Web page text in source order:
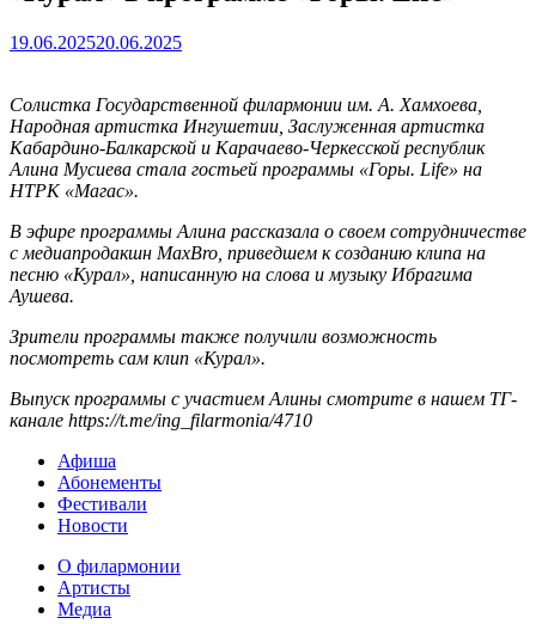
19.06.202520.06.2025
Солистка Государственной филармонии им. А. Хамхоева,
Народная артистка Ингушетии, Заслуженная артистка
Кабардино-Балкарской и Карачаево-Черкесской республик
Алина Мусиева стала гостьей программы «Горы. Life» на
НТРК «Магас».
В эфире программы Алина рассказала о своем сотрудничестве
с медиапродакшн MaxBro, приведшем к созданию клипа на
песню «Курал», написанную на слова и музыку Ибрагима
Аушева.
Зрители программы также получили возможность
посмотреть сам клип «Курал».
Выпуск программы с участием Алины смотрите в нашем ТГ-
канале https://t.me/ing_filarmonia/4710
Афиша
Абонементы
Фестивали
Новости
О филармонии
Артисты
Медиа